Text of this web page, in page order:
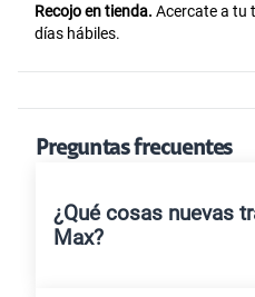
Recojo en tienda. Acercate a tu
días hábiles.
Preguntas frecuentes
¿Qué cosas nuevas
Max?